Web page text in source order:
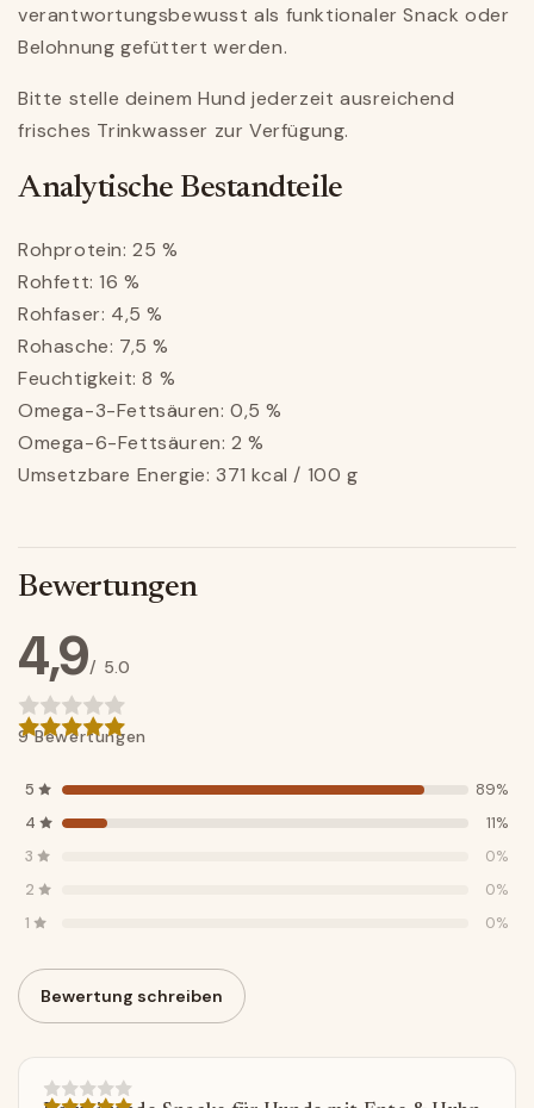
verantwortungsbewusst als funktionaler Snack oder
Belohnung gefüttert werden.
Bitte stelle deinem Hund jederzeit ausreichend
frisches Trinkwasser zur Verfügung.
Analytische Bestandteile
Rohprotein: 25 %
Rohfett: 16 %
Rohfaser: 4,5 %
Rohasche: 7,5 %
Feuchtigkeit: 8 %
Omega-3-Fettsäuren: 0,5 %
Omega-6-Fettsäuren: 2 %
Umsetzbare Energie: 371 kcal / 100 g
Bewertungen
4,9/ 5.0
9 Bewertungen
5
89%
4
11%
3
0%
2
0%
1
0%
Bewertung schreiben